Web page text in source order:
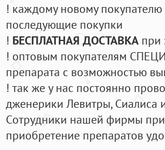
! каждому новому покупателю
последующие покупки
! БЕСПЛАТНАЯ ДОСТАВКА при
! оптовым покупателям
препарата с возможностью
! так же у нас постоянно
дженерики Левитры,
Cотрудники нашей фирмы
приобретение препаратов